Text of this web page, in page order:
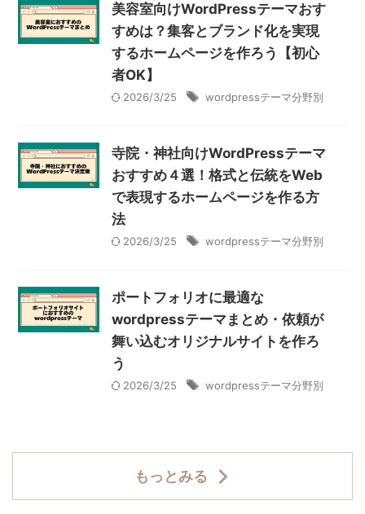
美容室向けWordPressテーマおす
すめは？集客とブランド化を実現
するホームページを作ろう【初心
者OK】
2026/3/25 wordpressテーマ分野別
寺院・神社向けWordPressテーマ
おすすめ４選！格式と伝統をWeb
で表現するホームページを作る方
法
2026/3/25 wordpressテーマ分野別
ポートフォリオに最適な
wordpressテーマまとめ・依頼が
舞い込むオリジナルサイトを作ろ
う
2026/3/25 wordpressテーマ分野別
もっとみる